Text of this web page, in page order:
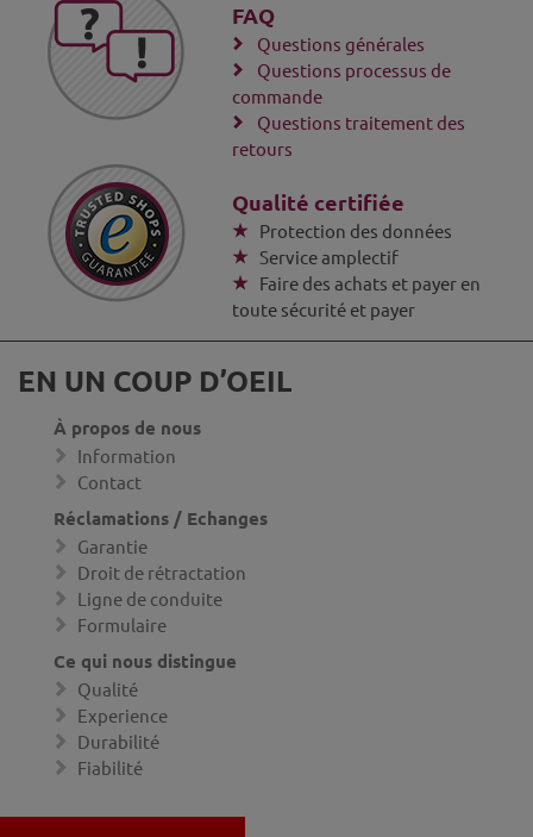
FAQ
Questions générales
Questions processus de
commande
Questions traitement des
retours
Qualité certifiée
Protection des données
Service amplectif
Faire des achats et payer en
toute sécurité et payer
EN UN COUP D’OEIL
À propos de nous
Information
Contact
Réclamations / Echanges
Garantie
Droit de rétractation
Ligne de conduite
Formulaire
Ce qui nous distingue
Qualité
Experience
Durabilité
Fiabilité